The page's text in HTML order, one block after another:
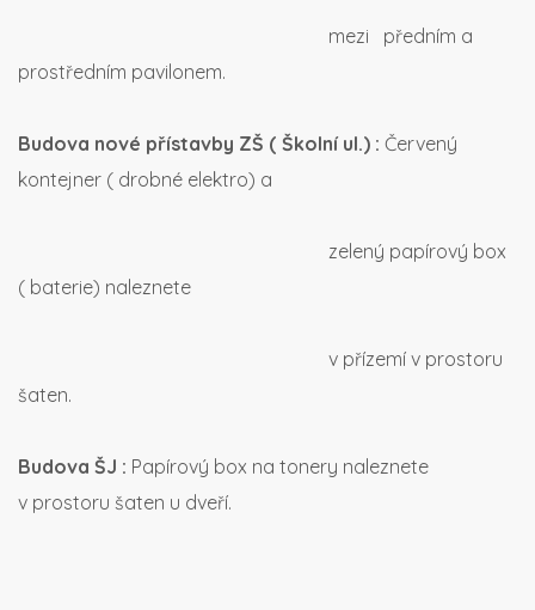
mezi předním a
prostředním pavilonem.
Budova nové přístavby ZŠ ( Školní ul.) : Červený
kontejner ( drobné elektro) a
zelený papírový box
( baterie) naleznete
v přízemí v prostoru
šaten.
Budova ŠJ : Papírový box na tonery naleznete
v prostoru šaten u dveří.